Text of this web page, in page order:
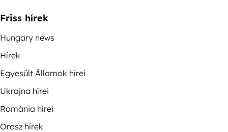
Friss hírek
Hungary news
Hírek
Egyesült Államok hírei
Ukrajna hírei
Románia hírei
Orosz hírek